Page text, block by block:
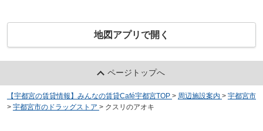
地図アプリで開く
ページトップへ
【宇都宮の賃貸情報】みんなの賃貸Café宇都宮TOP > 周辺施設案内 > 宇都宮市
> 宇都宮市のドラッグストア > クスリのアオキ